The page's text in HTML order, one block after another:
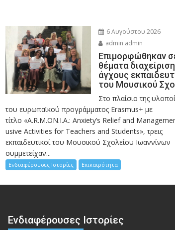
6 Αυγούστου 2026
admin admin
Eπιμορφώθηκαν
θέματα
άγχους
του Μουσικού
Στο πλαίσιο της
του ευρωπαϊκού προγράμματος Erasmus+ με
τίτλο «A.R.M.ON.I.A.: Anxiety’s Relief and
usive Activities for Teachers and Students», τρεις
εκπαιδευτικοί του Μουσικού Σχολείου Ιωαννίνων
συμμετείχαν...
Ενδιαφέρουσες Ιστορίες Επικαιρότητα
Ενδιαφέρουσες Ιστορίες